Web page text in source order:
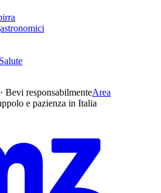
responsabilmenteArea
e pazienza in Italia